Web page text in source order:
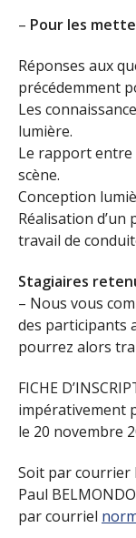
– Pour les
Réponses aux
précédemment
Les
lumière.
Le rapport entre
scène.
Conception
Réalisation
travail de
Stagiaires
– Nous vous
des participants
pourrez alors
FICHE
impérativement
le 20 novembre
Soit par courrier
Paul
par courriel